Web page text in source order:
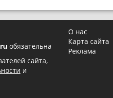
обязательна
сайта,
и
О нас
Карта сайта
Реклама